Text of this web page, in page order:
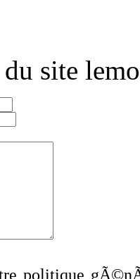
site
politique